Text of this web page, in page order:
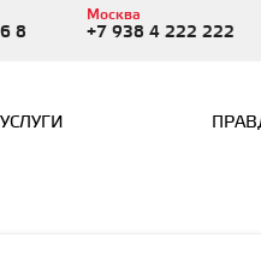
8
Москва
+7 938 4 222 222
УСЛУГИ